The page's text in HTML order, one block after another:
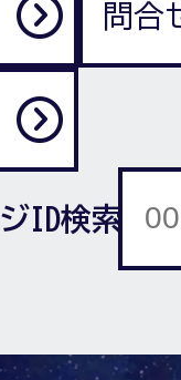
問合
ID検索